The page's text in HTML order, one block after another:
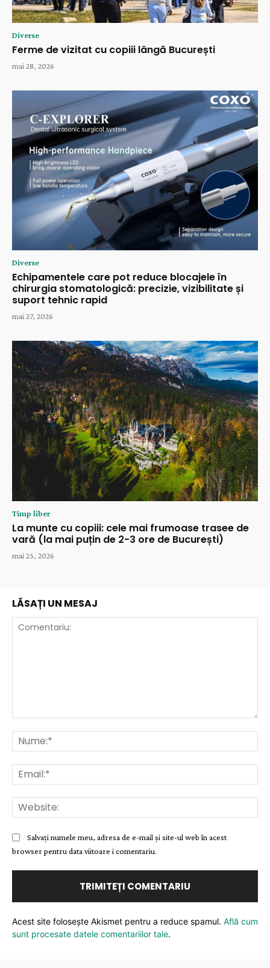
Diverse
Ferme de vizitat cu copiii lângă București
mai 28, 2026
Diverse
Echipamentele care pot reduce blocajele în
chirurgia stomatologică: precizie, vizibilitate și
suport tehnic rapid
mai 27, 2026
Timp liber
La munte cu copiii: cele mai frumoase trasee de
vară (la mai puțin de 2-3 ore de București)
mai 25, 2026
LĂSAȚI UN MESAJ
Salvați numele meu, adresa de e-mail și site-ul web în acest
browser pentru data viitoare i comentariu.
Acest site folosește Akismet pentru a reduce spamul. Află cum
sunt procesate datele comentariilor tale.